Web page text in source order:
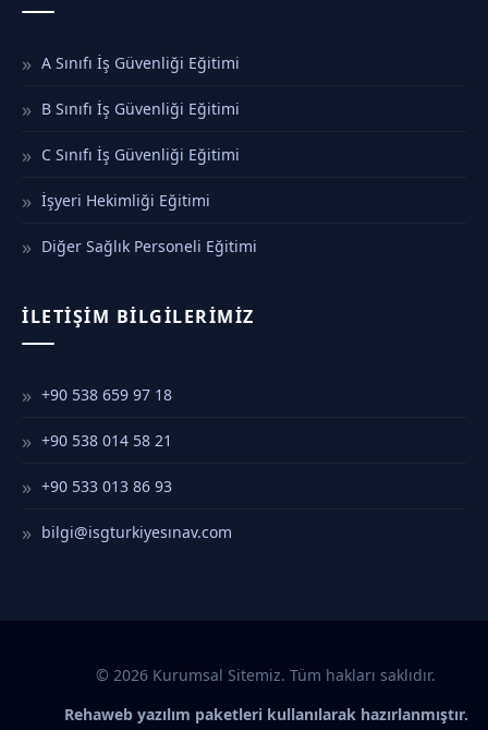
A Sınıfı İş Güvenliği Eğitimi
B Sınıfı İş Güvenliği Eğitimi
C Sınıfı İş Güvenliği Eğitimi
İşyeri Hekimliği Eğitimi
Diğer Sağlık Personeli Eğitimi
İLETIŞIM BILGILERIMIZ
+90 538 659 97 18
+90 538 014 58 21
+90 533 013 86 93
bilgi@isgturkiyesınav.com
© 2026 Kurumsal Sitemiz. Tüm hakları saklıdır.
Rehaweb yazılım paketleri kullanılarak hazırlanmıştır.